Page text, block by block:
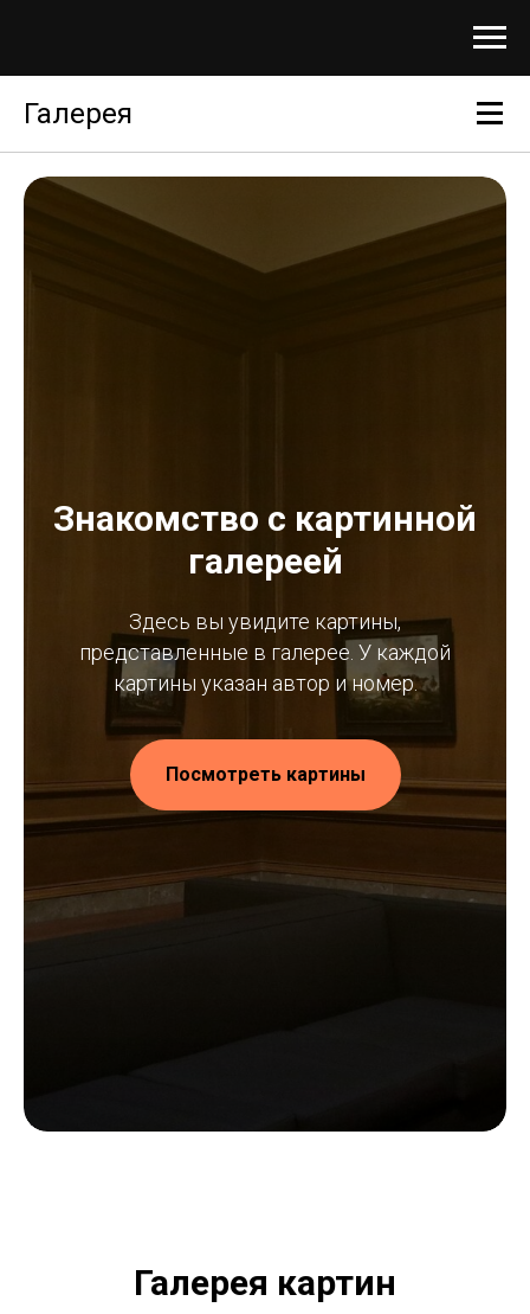
Галерея
Знакомство с картинной
галереей
Здесь вы увидите картины,
представленные в галерее. У каждой
картины указан автор и номер.
Посмотреть картины
Галерея картин